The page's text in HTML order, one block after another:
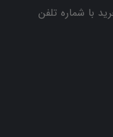
با شماره تلفن